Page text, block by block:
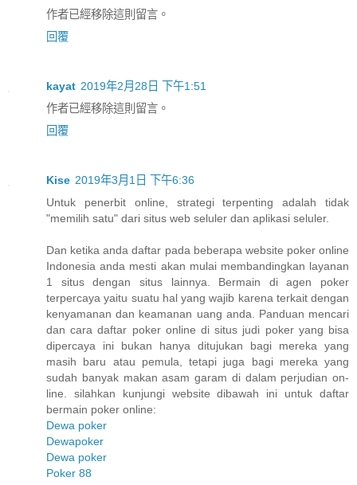
作者已經移除這則留言。
回覆
kayat 2019年2月28日 下午1:51
作者已經移除這則留言。
回覆
Kise 2019年3月1日 下午6:36
Untuk penerbit online, strategi terpenting adalah tidak
"memilih satu" dari situs web seluler dan aplikasi seluler.
Dan ketika anda daftar pada beberapa website poker online
Indonesia anda mesti akan mulai membandingkan layanan
1 situs dengan situs lainnya. Bermain di agen poker
terpercaya yaitu suatu hal yang wajib karena terkait dengan
kenyamanan dan keamanan uang anda. Panduan mencari
dan cara daftar poker online di situs judi poker yang bisa
dipercaya ini bukan hanya ditujukan bagi mereka yang
masih baru atau pemula, tetapi juga bagi mereka yang
sudah banyak makan asam garam di dalam perjudian on-
line. silahkan kunjungi website dibawah ini untuk daftar
bermain poker online:
Dewa poker
Dewapoker
Dewa poker
Poker 88